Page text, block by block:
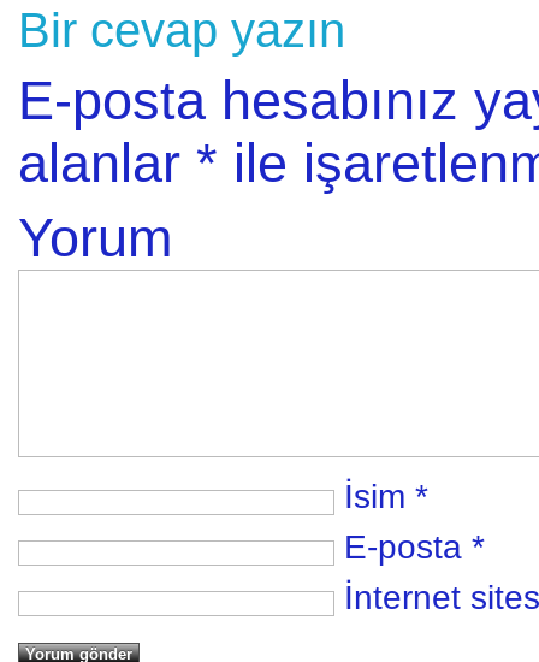
Bir cevap yazın
E-posta hesabınız
alanlar * ile
Yorum
İsim *
E-posta *
İnternet